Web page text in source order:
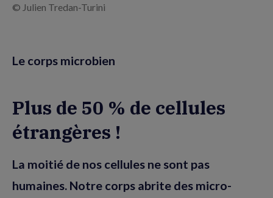
© Julien Tredan-Turini
Le corps microbien
Plus de 50 % de cellules
étrangères !
La moitié de nos cellules ne sont pas
humaines. Notre corps abrite des micro-